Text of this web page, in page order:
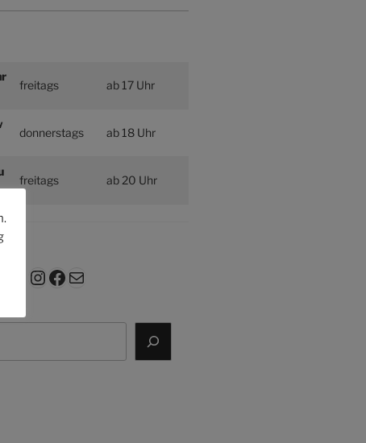
freitags ab 17 Uhr
donnerstags ab 18 Uhr
freitags ab 20 Uhr
Instagram
Facebook
E-Mail